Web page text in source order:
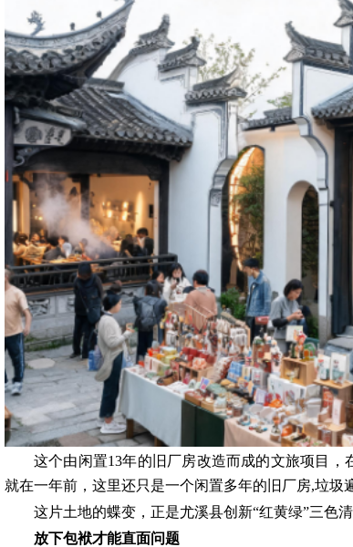
这个由闲置13年的旧厂房改造而成的文旅项目
就在一年前，这里还只是一个闲置多年的旧厂房,垃圾
这片土地的蝶变，正是尤溪县创新“红黄绿”三色
放下包袱才能直面问题